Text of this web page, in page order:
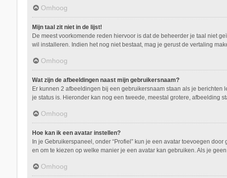
Omhoog
Mijn taal zit niet in de lijst!
De meest voorkomende reden hiervoor is dat de beheerder je taal niet
wil installeren. Indien het nog niet bestaat, mag je gerust de vertaling
Omhoog
Wat zijn de afbeeldingen naast mijn gebruikersnaam?
Er kunnen 2 afbeeldingen bij een gebruikersnaam staan als je
je status is. Hieronder kan nog een tweede, meestal grotere, afbeelding
Omhoog
Hoe kan ik een avatar instellen?
In je Gebruikerspaneel, onder “Profiel” kun je een avatar toevoegen
en om te kiezen op welke manier je een avatar kan gebruiken. Als je
Omhoog